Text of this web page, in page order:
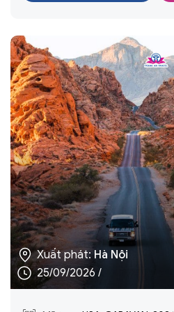
chạm, nhất là khi được
chuyện. Với những gia đình có
đến tốt để trẻ có thêm góc
thực tế.
Washington DC
Washington DC là chặng khiến
vẻ đẹp cân đối, xanh và trang
các công trình tầm vóc và
nên cảm giác rất khác so với
bạn nhìn thấy hình ảnh nước
biểu tượng như Nhà Trắng
Xuất phát:Hà Nội
25/09/2026 /